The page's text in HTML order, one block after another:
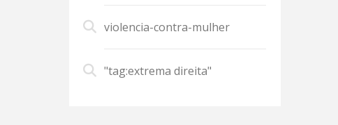
violencia-contra-mulher
"tag:extrema direita"